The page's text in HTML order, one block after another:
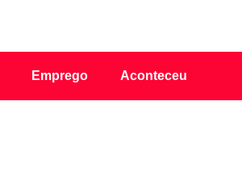
Emprego Aconteceu